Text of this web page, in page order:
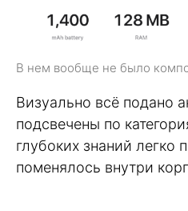
В нем вообще не было
Визуально всё подано
подсвечены по
глубоких знаний легко
поменялось внутри